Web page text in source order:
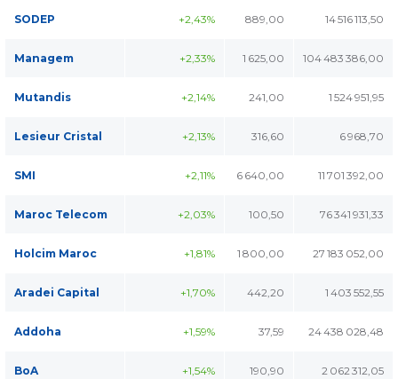
SODEP +2,43% 889,00 14 516 113,50
Managem +2,33% 1 625,00 104 483 386,00
Mutandis +2,14% 241,00 1 524 951,95
Lesieur Cristal +2,13% 316,60 6 968,70
SMI +2,11% 6 640,00 11 701 392,00
Maroc Telecom +2,03% 100,50 76 341 931,33
Holcim Maroc +1,81% 1 800,00 27 183 052,00
Aradei Capital +1,70% 442,20 1 403 552,55
Addoha +1,59% 37,59 24 438 028,48
BoA +1,54% 190,90 2 062 312,05